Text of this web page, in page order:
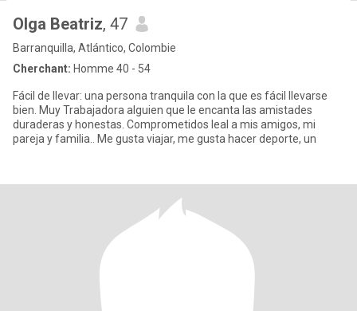
Olga Beatriz, 47
Barranquilla, Atlántico, Colombie
Cherchant: Homme 40 - 54
Fácil de llevar: una persona tranquila con la que es fácil llevarse
bien. Muy Trabajadora alguien que le encanta las amistades
duraderas y honestas. Comprometidos leal a mis amigos, mi
pareja y familia.. Me gusta viajar, me gusta hacer deporte, un